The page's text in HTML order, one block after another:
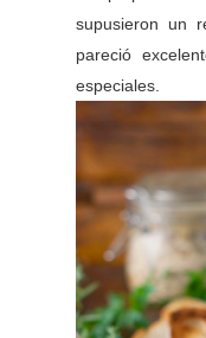
supusieron un
pareció
especiales.